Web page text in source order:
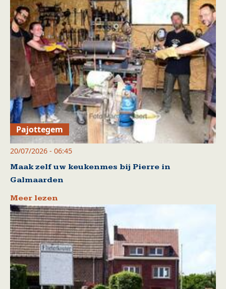
Pajottegem
20/07/2026 - 06:45
Maak zelf uw keukenmes bij Pierre in
Galmaarden
Meer lezen